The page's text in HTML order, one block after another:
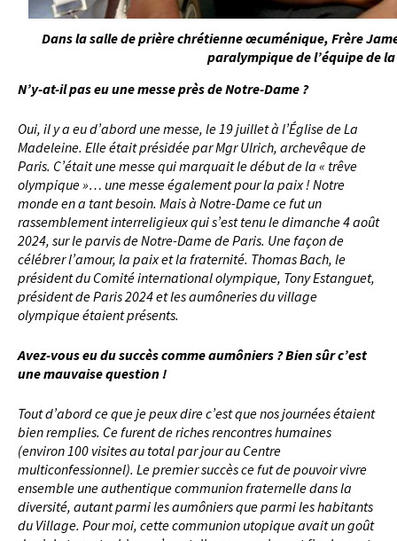
Dans la salle de prière chrétienne œcuménique, Frère
paralympique de l’équipe de
N’y-at-il pas eu une messe près de Notre-Dame ?
Oui, il y a eu d’abord une messe, le 19 juillet à l’Église de La
Madeleine. Elle était présidée par Mgr Ulrich, archevêque de
Paris. C’était une messe qui marquait le début de la « trêve
olympique »… une messe également pour la paix ! Notre
monde en a tant besoin. Mais à Notre-Dame ce fut un
rassemblement interreligieux qui s’est tenu le dimanche 4 août
2024, sur le parvis de Notre-Dame de Paris. Une façon de
célébrer l’amour, la paix et la fraternité. Thomas Bach, le
président du Comité international olympique, Tony Estanguet,
président de Paris 2024 et les aumôneries du village
olympique étaient présents.
Avez-vous eu du succès comme aumôniers ? Bien sûr c’est
une mauvaise question !
Tout d’abord ce que je peux dire c’est que nos journées étaient
bien remplies. Ce furent de riches rencontres humaines
(environ 100 visites au total par jour au Centre
multiconfessionnel). Le premier succès ce fut de pouvoir vivre
ensemble une authentique communion fraternelle dans la
diversité, autant parmi les aumôniers que parmi les habitants
du Village. Pour moi, cette communion utopique avait un goût